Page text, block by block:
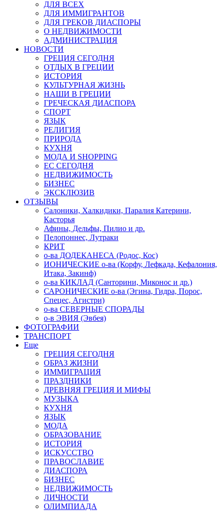
ДЛЯ ВСЕХ
ДЛЯ ИММИГРАНТОВ
ДЛЯ ГРЕКОВ ДИАСПОРЫ
О НЕДВИЖИМОСТИ
АДМИНИСТРАЦИЯ
НОВОСТИ
ГРЕЦИЯ СЕГОДНЯ
ОТДЫХ В ГРЕЦИИ
ИСТОРИЯ
КУЛЬТУРНАЯ ЖИЗНЬ
НАШИ В ГРЕЦИИ
ГРЕЧЕСКАЯ ДИАСПОРА
СПОРТ
ЯЗЫК
РЕЛИГИЯ
ПРИРОДА
КУХНЯ
МОДА И SHOPPING
ЕС СЕГОДНЯ
НЕДВИЖИМОСТЬ
БИЗНЕС
ЭКСКЛЮЗИВ
ОТЗЫВЫ
Салоники, Халкидики, Паралия Катерини,
Касторья
Афины, Дельфы, Пилио и др.
Пелопоннес, Лутраки
КРИТ
о-ва ДОДЕКАНЕСА (Родос, Кос)
ИОНИЧЕСКИЕ о-ва (Корфу, Лефкада, Кефалония,
Итака, Закинф)
о-ва КИКЛАД (Санторини, Миконос и др.)
САРОНИЧЕСКИЕ о-ва (Эгина, Гидра, Порос,
Спецес, Агистри)
о-ва СЕВЕРНЫЕ СПОРАДЫ
о-в ЭВИЯ (Эвбея)
ФОТОГРАФИИ
ТРАНСПОРТ
Еще
ГРЕЦИЯ СЕГОДНЯ
ОБРАЗ ЖИЗНИ
ИММИГРАЦИЯ
ПРАЗДНИКИ
ДРЕВНЯЯ ГРЕЦИЯ И МИФЫ
МУЗЫКА
КУХНЯ
ЯЗЫК
МОДА
ОБРАЗОВАНИЕ
ИСТОРИЯ
ИСКУССТВО
ПРАВОСЛАВИЕ
ДИАСПОРА
БИЗНЕС
НЕДВИЖИМОСТЬ
ЛИЧНОСТИ
ОЛИМПИАДА